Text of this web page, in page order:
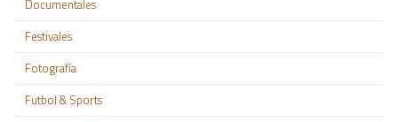
Documentales
Festivales
Fotografía
Futbol & Sports